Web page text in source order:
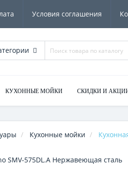
Условия соглашения
КУХОННЫЕ МОЙКИ СКИДКИ И
Кухонные мойки